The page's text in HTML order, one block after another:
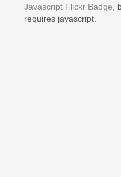
Javascript Flickr Badge ,
requires javascript.